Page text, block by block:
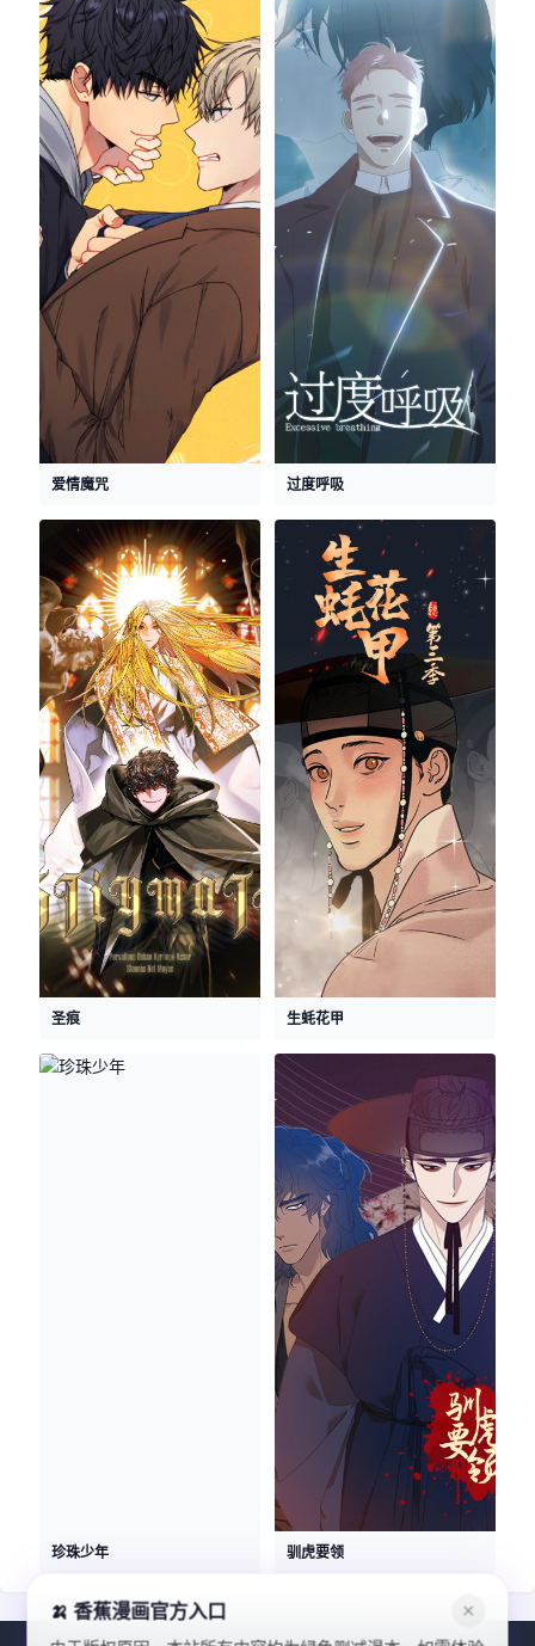
爱情魔咒 过度呼吸
圣痕 生蚝花甲
珍珠少年 驯虎要领
🍌 香蕉漫画官方入口 ✕
由于版权原因，本站所有内容均为绿色删减漫本，如需体验